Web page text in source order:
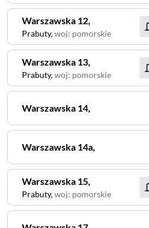
Warszawska 12,
Prabuty,woj: pomorskie
Warszawska 13,
Prabuty,woj: pomorskie
Warszawska 14,
Warszawska 14a,
Warszawska 15,
Prabuty,woj: pomorskie